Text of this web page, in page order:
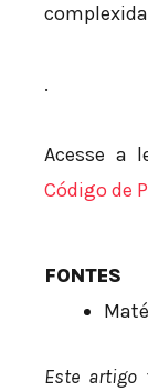
.
Acesse a
Código de
FONTES
Este artigo